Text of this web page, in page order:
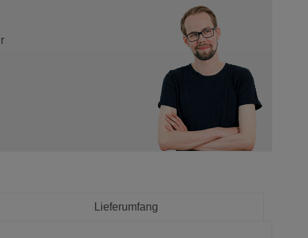
Lieferumfang